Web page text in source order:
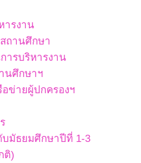
ารงาน
ถานศึกษา
ารบริหารงาน
นศึกษาฯ
ข่ายผู้ปกครองฯ
บมัธยมศึกษาปีที่ 1-3
ติ)